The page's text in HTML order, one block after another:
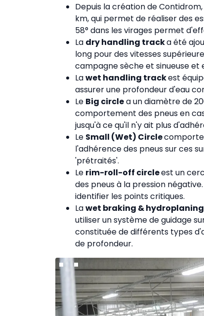
Depuis la création de Contidrom,
km, qui permet de réaliser des
58° dans les virages permet
La dry handling tracka été
long pour des vitesses
campagne sèche et sinueuse et
Lawet handling trackest
assurer une profondeur d'eau
Le Big circlea un diamètre de
comportement des pneus en
jusqu'à ce qu'il n'y ait plus
Le Small (Wet) Circlecomporte
l'adhérence des pneus sur ces
'prétraités'.
Le rim-roll-off circleest un
des pneus à la pression
identifier les points critiques.
Lawet braking &
utiliser un système de guidage
constituée de différents types
de profondeur.